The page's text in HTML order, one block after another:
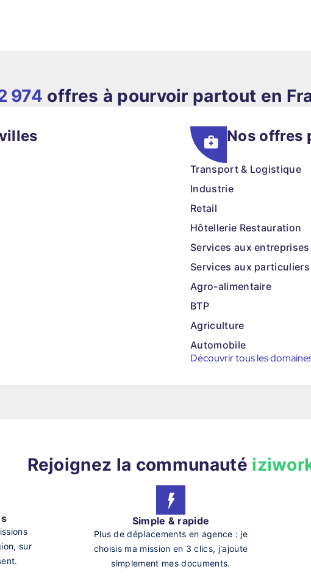
974 offres à pourvoir partout en
Nos offres
Transport & Logistique
Industrie
Retail
Hôtellerie Restauration
Services aux entreprises
Services aux particuliers
Agro-alimentaire
BTP
Agriculture
Automobile
Découvrir tous les
Rejoignez la communauté
sur
Simple & rapide
Plus de déplacements en agence : je
choisis ma mission en 3 clics, j'ajoute
simplement mes documents.